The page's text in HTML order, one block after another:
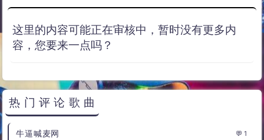
这里的内容可能正在审核中，暂时没有更多内
容，您要来一点吗？
热门评论歌曲
牛逼喊麦网 1